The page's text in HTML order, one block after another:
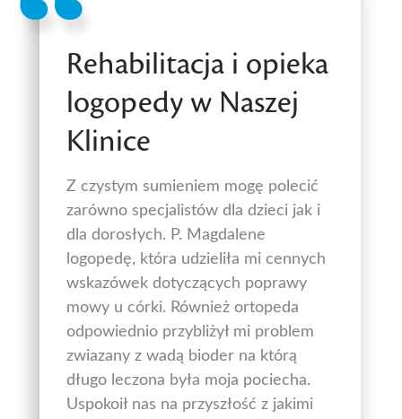
Rehabilitacja i opieka
logopedy w Naszej
Klinice
Z czystym sumieniem mogę polecić
zarówno specjalistów dla dzieci jak i
dla dorosłych. P. Magdalene
logopedę, która udzieliła mi cennych
wskazówek dotyczących poprawy
mowy u córki. Również ortopeda
odpowiednio przybliżył mi problem
zwiazany z wadą bioder na którą
długo leczona była moja pociecha.
Uspokoił nas na przyszłość z jakimi